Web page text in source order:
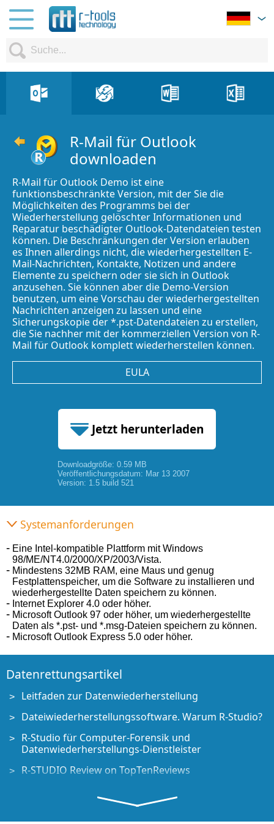
R-Mail für Outlook
downloaden
R-Mail für Outlook Demo ist eine
funktionsbeschränkte Version, mit der Sie die
Möglichkeiten des Programms bei der
Wiederherstellung gelöschter Informationen und
Reparatur beschädigter Outlook-Datendateien testen
können. Die Beschränkungen der Version erlauben
es Ihnen allerdings nicht, die wiederhergestellten E-
Mail-Nachrichten, Kontakte, Notizen und andere
Elemente zu speichern oder sie sich in Outlook
anzusehen. Sie können aber die Demo-Version
benutzen, um eine Vorschau der wiederhergestellten
Nachrichten anzeigen zu lassen und eine
Sicherungskopie der *.pst-Datendateien zu erstellen,
die Sie nachher mit der kommerziellen Version von R-
Mail für Outlook komplett wiederherstellen können.
EULA
Jetzt herunterladen
0.59 MB
Downloadgröße: 0.59 MB
Veröffentlichungsdatum: Mar 13 2007
Version: 1.5 build 521
Systemanforderungen
Eine Intel-kompatible Plattform mit Windows
98/ME/NT4.0/2000/XP/2003/Vista.
Mindestens 32MB RAM, eine Maus und genug
Festplattenspeicher, um die Software zu installieren und
wiederhergestellte Daten speichern zu können.
Internet Explorer 4.0 oder höher.
Microsoft Outlook 97 oder höher, um wiederhergestellte
Daten als *.pst- und *.msg-Dateien speichern zu können.
Microsoft Outlook Express 5.0 oder höher.
Datenrettungsartikel
Leitfaden zur Datenwiederherstellung
Dateiwiederherstellungssoftware. Warum R-Studio?
R-Studio für Computer-Forensik und
Datenwiederherstellungs-Dienstleister
R-STUDIO Review on TopTenReviews